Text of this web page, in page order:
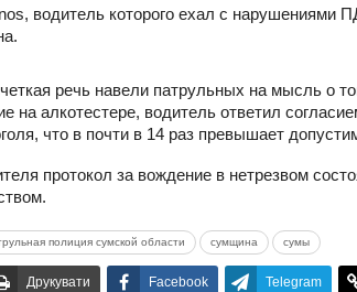
водитель которого ехал с нарушениями
речь навели патрульных на мысль о
на алкотестере, водитель ответил
что в почти в 14 раз превышает
протокол за вождение в нетрезвом
полиция сумской области сумщина сумы
Друкувати Facebook Telegram